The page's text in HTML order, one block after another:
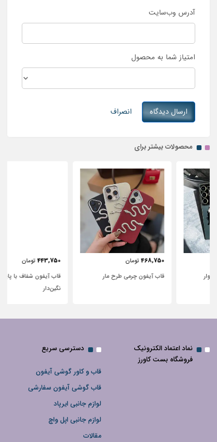
آدرس وب‌سایت
امتیاز شما به محصول
ارسال دیدگاه انصراف
محصولات بیشتر برای
تومان
قاب آیفون چرمی طرح مار
تومان
قاب آیفون شفاف با پاپیون سفید و
نماد اعتماد الکترونیک
فروشگاه بست کاورز
دسترسی سریع
قاب و کاور گوشی آیفون
قاب گوشی آیفون سفارشی
لوازم جانبی ایرپاد
لوازم جانبی اپل واچ
مقالات